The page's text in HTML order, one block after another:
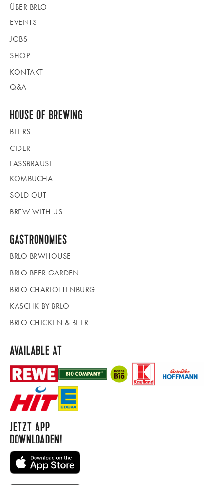
ÜBER BRLO
EVENTS
JOBS
SHOP
KONTAKT
Q&A
HOUSE OF BREWING
BEERS
CIDER
FASSBRAUSE
KOMBUCHA
SOLD OUT
BREW WITH US
GASTRONOMIES
BRLO BRWHOUSE
BRLO BEER GARDEN
BRLO CHARLOTTENBURG
KASCHK BY BRLO
BRLO CHICKEN & BEER
AVAILABLE AT
JETZT APP
DOWNLOADEN!